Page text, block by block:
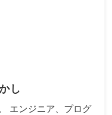
し
エンジニア、プログ